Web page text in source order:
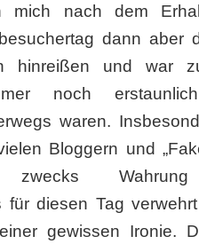
mich nach dem
dann aber
hinreißen und war
noch
waren.
Bloggern und
zwecks
für diesen Tag
gewissen Ironie.